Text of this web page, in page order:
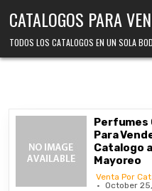
CATALOGOS PARA
TODOS LOS CATALOGOS EN UN SOLA
Perfumes
Para
Catalogo
Mayoreo
Venta Por
October